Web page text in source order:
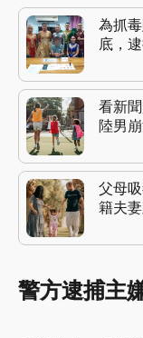
為抓
底，
看新
陸男
父母
籍夫
警方逮捕主